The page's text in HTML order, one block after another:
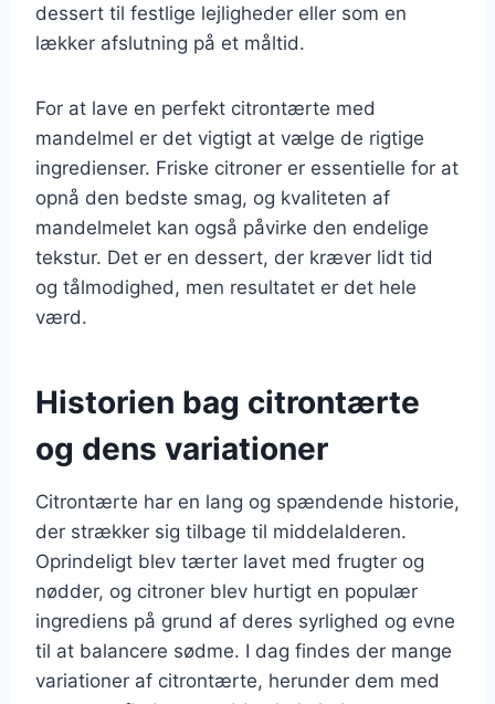
dessert til festlige lejligheder eller som en
lækker afslutning på et måltid.
For at lave en perfekt citrontærte med
mandelmel er det vigtigt at vælge de rigtige
ingredienser. Friske citroner er essentielle for at
opnå den bedste smag, og kvaliteten af
mandelmelet kan også påvirke den endelige
tekstur. Det er en dessert, der kræver lidt tid
og tålmodighed, men resultatet er det hele
værd.
Historien bag citrontærte
og dens variationer
Citrontærte har en lang og spændende historie,
der strækker sig tilbage til middelalderen.
Oprindeligt blev tærter lavet med frugter og
nødder, og citroner blev hurtigt en populær
ingrediens på grund af deres syrlighed og evne
til at balancere sødme. I dag findes der mange
variationer af citrontærte, herunder dem med